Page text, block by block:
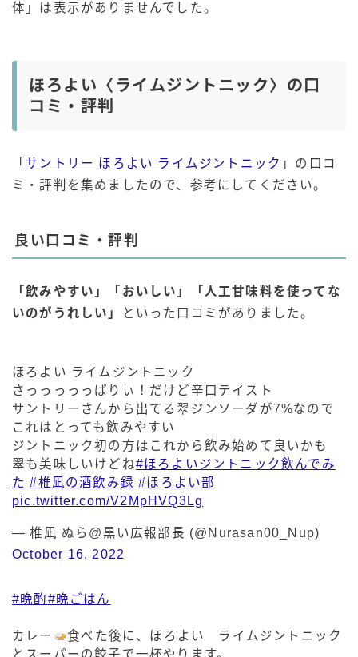
体」は表示がありませんでした。
ほろよい〈ライムジントニック〉の口
コミ・評判
「 サントリー ほろよい ライムジントニック 」の口コ
ミ・評判を集めましたので、参考にしてください。
良い口コミ・評判
「飲みやすい」「おいしい」「人工甘味料を使ってな
いのがうれしい」
といった口コミがありました。
ほろよい ライムジントニック
さっっっっっぱりぃ！だけど辛口テイスト
サントリーさんから出てる翠ジンソーダが7%なので
これはとっても飲みやすい
ジントニック初の方はこれから飲み始めて良いかも
翠も美味しいけどね#ほろよいジントニック飲んでみ
た #椎凪の酒飲み録 #ほろよい部
pic.twitter.com/V2MpHVQ3Lg
— 椎凪 ぬら@黒い広報部長 (@Nurasan00_Nup)
October 16, 2022
#晩酌#晩ごはん
カレー
食べた後に、ほろよい ライムジントニック
とスーパーの餃子で一杯やります。
毎日更新
缶チューハイの売れ筋ランキングはこちら